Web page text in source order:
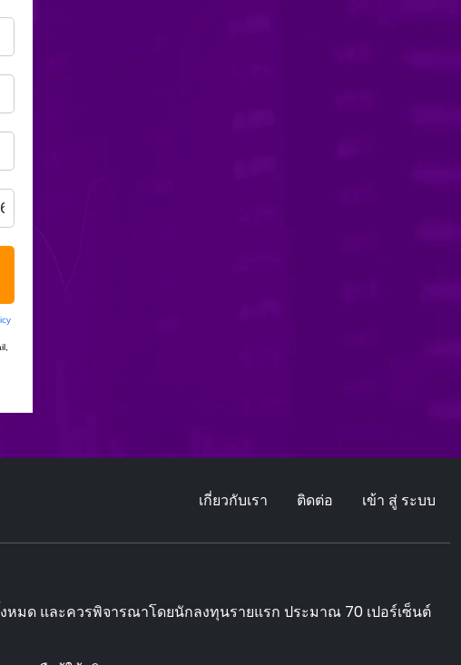
เกี่ยวกับเรา ติดต่อ เข้า สู่ ระบบ
หมด และควรพิจารณาโดยนักลงทุนรายแรก ประมาณ 70 เปอร์เซ็นต์